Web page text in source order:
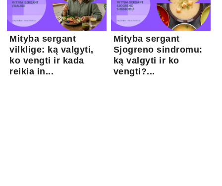
Mityba sergant
vilklige: ką valgyti,
ko vengti ir kada
reikia in...
Mityba sergant
Sjogreno sindromu:
ką valgyti ir ko
vengti?...